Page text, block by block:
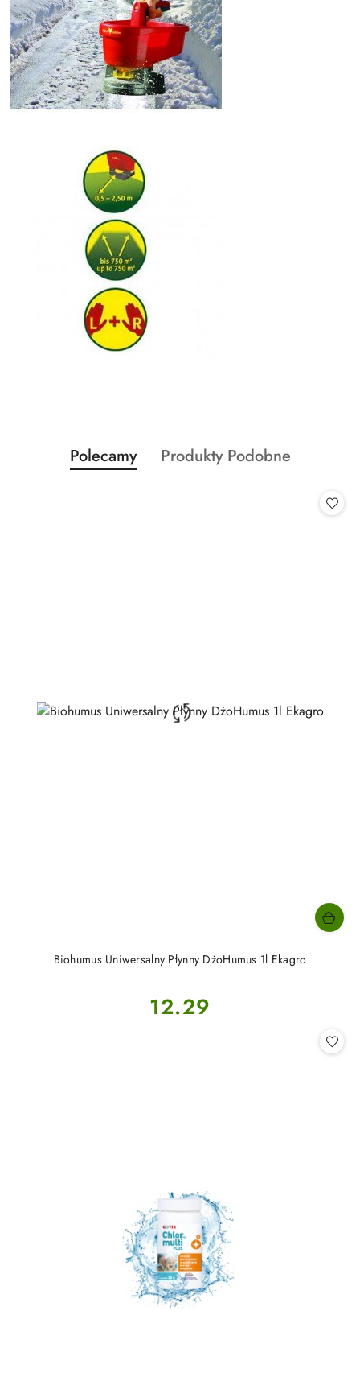
Pomiń karuzelę produktów
Produkty
o
Polecamy
Produkty
Produkty Podobne
Biohumus Uniwersalny Płynny DżoHumus 1l Ekagro
Cena:
12.29